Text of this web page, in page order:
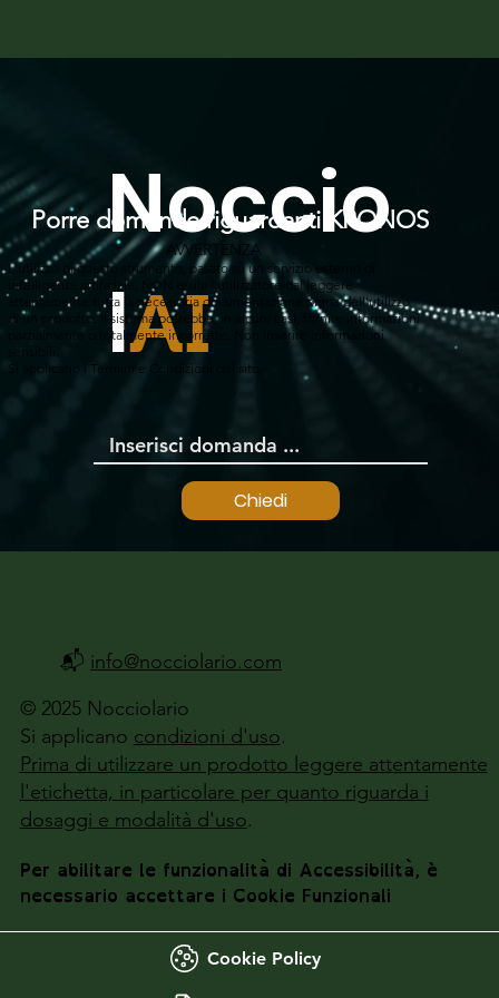
Chiedi
Noccio
lAI
Porre domande riguardanti KRONOS
AVVERTENZA
L'utilizzo di questo strumento, basato su un servizio esterno di
intelligenza artificiale, NON esula l'utilizzatore dal leggere
attentamente tutta la necessaria documentazione prima dell'utilizzo
di un prodotto. Il sistema potrebbe, in alcuni casi, fornire informazioni
parzialmente o totalmente incorrette. Non inserire informazioni
Si applicano i Termini e Condizioni del sito.
© 2025 Nocciolario
Si applicano condizioni d'uso.
Prima di utilizzare un prodotto leggere attentamente
l'etichetta, in particolare per quanto riguarda i
dosaggi e modalità d'uso.
Per abilitare le funzionalità di Accessibilità, è
necessario accettare i Cookie Funzionali
Cookie Policy
📬 info@nocciolario.com